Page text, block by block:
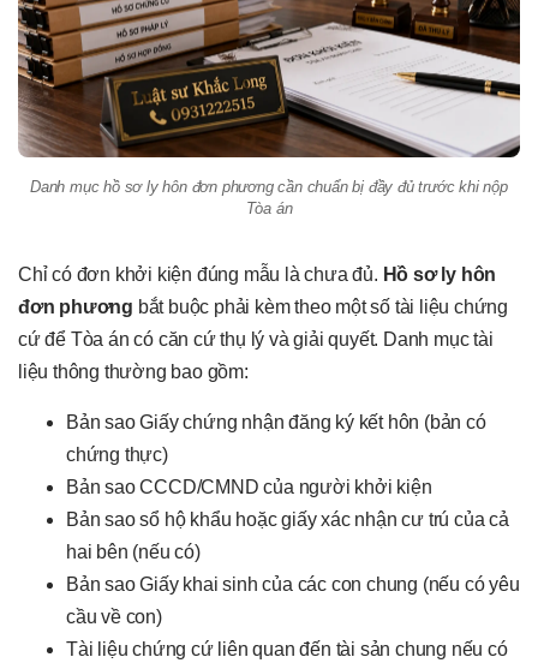
Danh mục hồ sơ ly hôn đơn phương cần chuẩn bị đầy đủ trước khi nộp
Tòa án
Chỉ có đơn khởi kiện đúng mẫu là chưa đủ. Hồ sơ ly hôn
đơn phương bắt buộc phải kèm theo một số tài liệu chứng
cứ để Tòa án có căn cứ thụ lý và giải quyết. Danh mục tài
liệu thông thường bao gồm:
Bản sao Giấy chứng nhận đăng ký kết hôn (bản có
chứng thực)
Bản sao CCCD/CMND của người khởi kiện
Bản sao sổ hộ khẩu hoặc giấy xác nhận cư trú của cả
hai bên (nếu có)
Bản sao Giấy khai sinh của các con chung (nếu có yêu
cầu về con)
Tài liệu chứng cứ liên quan đến tài sản chung nếu có